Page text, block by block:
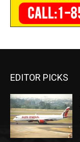
EDITOR PICKS